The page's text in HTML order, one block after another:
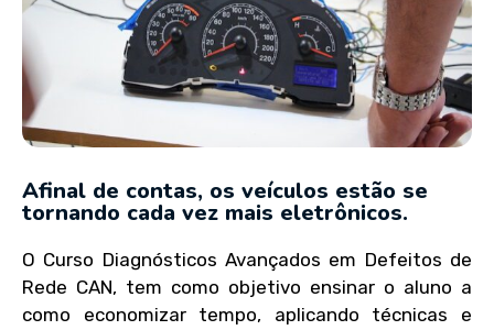
Afinal de contas, os veículos estão se
tornando cada vez mais eletrônicos.
O Curso Diagnósticos Avançados em Defeitos de
Rede CAN, tem como objetivo ensinar o aluno a
como economizar tempo, aplicando técnicas e